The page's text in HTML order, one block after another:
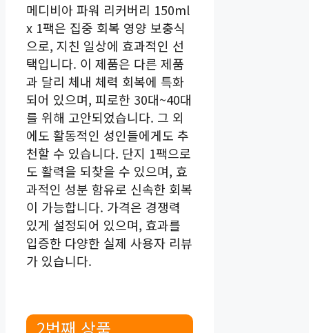
메디비아 파워 리커버리 150ml
x 1팩은 집중 회복 영양 보충식
으로, 지친 일상에 효과적인 선
택입니다. 이 제품은 다른 제품
과 달리 체내 체력 회복에 특화
되어 있으며, 피로한 30대~40대
를 위해 고안되었습니다. 그 외
에도 활동적인 성인들에게도 추
천할 수 있습니다. 단지 1팩으로
도 활력을 되찾을 수 있으며, 효
과적인 성분 함유로 신속한 회복
이 가능합니다. 가격은 경쟁력
있게 설정되어 있으며, 효과를
입증한 다양한 실제 사용자 리뷰
가 있습니다.
2번째 상품